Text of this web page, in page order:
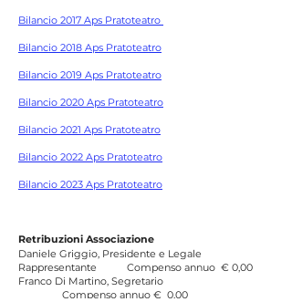
Bilancio 2017 Aps Pratoteatro
Bilancio 2018 Aps Pratoteatro
Bilancio 2019 Aps Pratoteatro
Bilancio 2020 Aps Pratoteatro
Bilancio 2021 Aps Pratoteatro
Bilancio 2022 Aps Pratoteatro
Bilancio 2023 Aps Pratoteatro
Retribuzioni Associazione
Daniele Griggio, Presidente e Legale
Rappresentante Compenso annuo € 0,00
Franco Di Martino, Segretario
Compenso annuo € 0,00